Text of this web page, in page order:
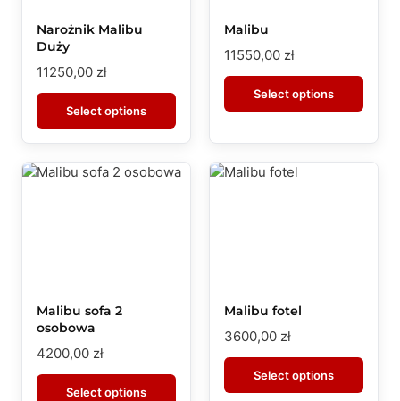
Narożnik Malibu
Duży
11250,00 zł
Select options
Malibu
11550,00 zł
Select options
Malibu sofa 2
osobowa
4200,00 zł
Select options
Malibu fotel
3600,00 zł
Select options